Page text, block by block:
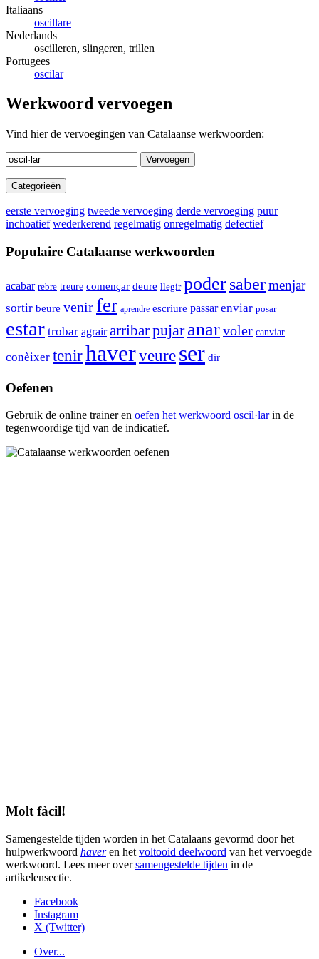
Italiaans
oscillare
Nederlands
oscilleren, slingeren, trillen
Portugees
oscilar
Werkwoord vervoegen
Vind hier de vervoegingen van Catalaanse werkwoorden:
Vervoegen
Categorieën
eerste vervoeging tweede vervoeging derde vervoeging puur
inchoatief wederkerend regelmatig onregelmatig defectief
Populaire Catalaanse werkwoorden
acabar rebre treure començar deure llegir podersabermenjar
sortir beure venirfer aprendre escriure passar enviar posar
estar trobar agrair arribarpujar anarvoler canviar
conèixer tenirhaverveure ser dir
Oefenen
Gebruik de online trainer en oefen het werkwoord oscil·larin de
tegenwoordige tijd van de indicatief.
Molt fàcil!
Samengestelde tijden worden in het Catalaans gevormd door het
hulpwerkwoord haveren het voltooid deelwoord van het vervoegde
werkwoord. Lees meer oversamengestelde tijden in de
artikelensectie.
Facebook
Instagram
X (Twitter)
Over...